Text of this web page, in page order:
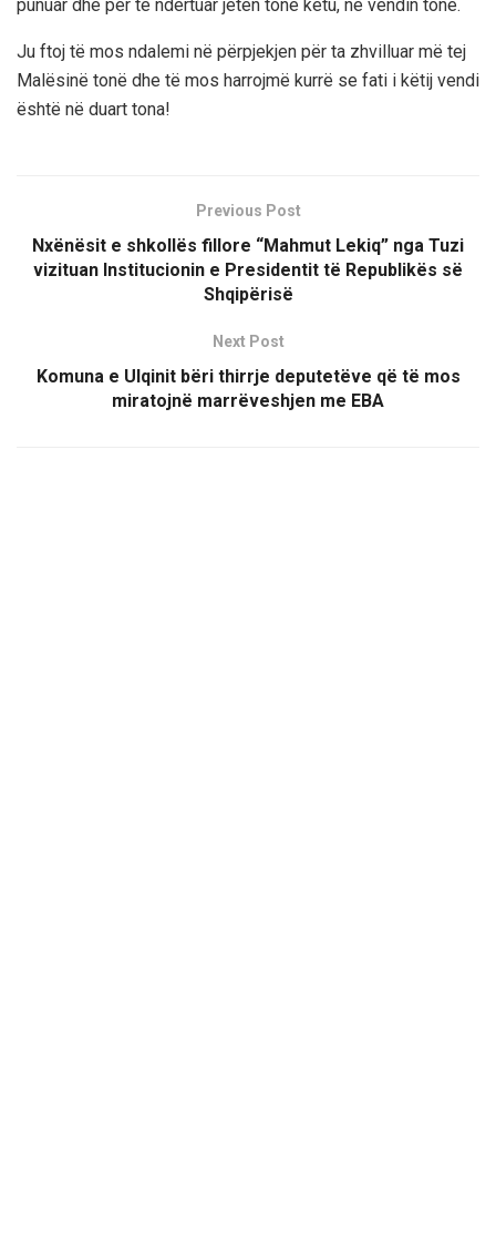
punuar dhe për të ndërtuar jetën tonë këtu, në vendin tonë.
Ju ftoj të mos ndalemi në përpjekjen për ta zhvilluar më tej
Malësinë tonë dhe të mos harrojmë kurrë se fati i këtij vendi
është në duart tona!
Previous Post
Nxënësit e shkollës fillore “Mahmut Lekiq” nga Tuzi
vizituan Institucionin e Presidentit të Republikës së
Shqipërisë
Next Post
Komuna e Ulqinit bëri thirrje deputetëve që të mos
miratojnë marrëveshjen me EBA